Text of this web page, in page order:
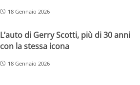
18 Gennaio 2026
L’auto di Gerry Scotti, più di 30 anni
con la stessa icona
18 Gennaio 2026